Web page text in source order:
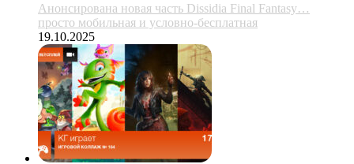
Анонсирована новая часть Dissidia Final Fantasy…
просто мобильная и условно-бесплатная
19.10.2025